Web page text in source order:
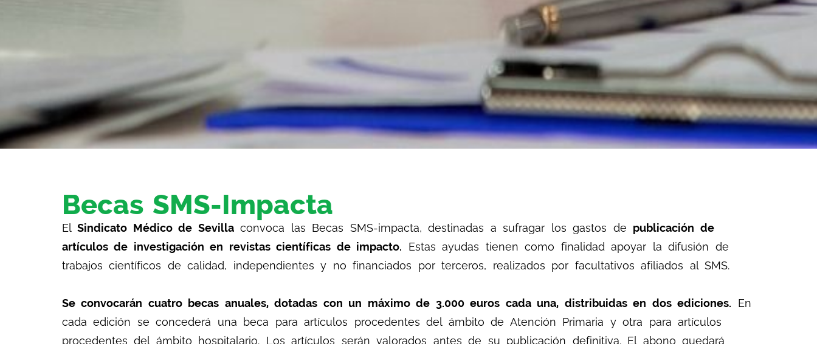
Becas SMS-Impacta​
ElSindicato Médico de Sevillaconvoca las Becas SMS-impacta, destinadas a sufragar los gastos de publicación de
artículos de investigación en revistas científicas de impacto. Estas ayudas tienen como finalidad apoyar la difusión de
trabajos científicos de calidad, independientes y no financiados por terceros, realizados por facultativos afiliados al SMS.
Se convocarán cuatro becas anuales, dotadas con un máximo de 3.000 euros cada una, distribuidas en dos ediciones. En
cada edición se concederá una beca para artículos procedentes del ámbito de Atención Primaria y otra para artículos
procedentes del ámbito hospitalario. Los artículos serán valorados antes de su publicación definitiva. El abono quedará